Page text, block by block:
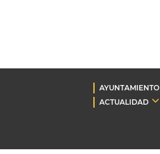
AYUNTAMIENTO
ACTUALIDAD